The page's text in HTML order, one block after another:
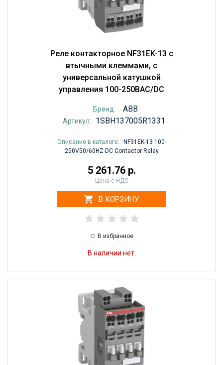
Реле контакторное NF31EK-13 с
втычными клеммами, с
универсальной катушкой
управления 100-250BAC/DC
Бренд: ABB
Артикул: 1SBH137005R1331
Описание в каталоге:: NF31EK-13 100-
250V50/60HZ-DC Contactor Relay
5 261.76 р.
Цена с НДС
В КОРЗИНУ
В избранное
В наличии нет.